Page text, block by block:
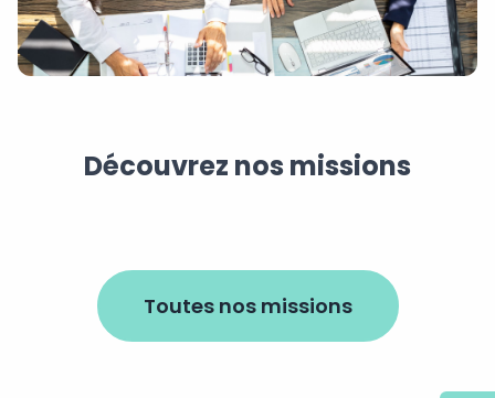
Découvrez nos missions
Toutes nos missions